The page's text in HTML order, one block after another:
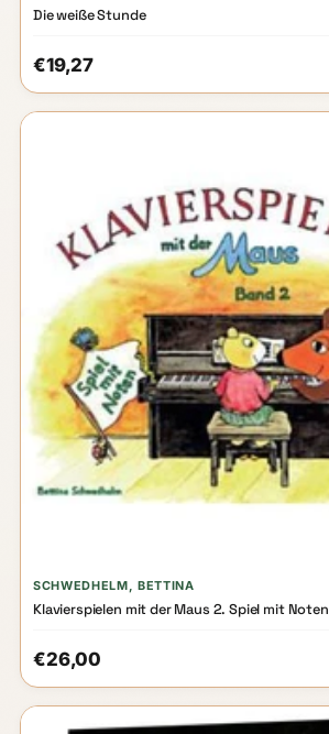
Die weiße Stunde
€19,27
SCHWEDHELM, BETTINA
Klavierspielen mit der Maus 2. Spiel mit Noten
€26,00